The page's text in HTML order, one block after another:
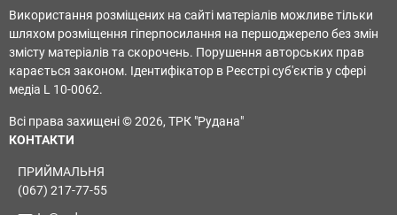
Використання розміщених на сайті матеріалів можливе тільки
шляхом розміщення гіперпосилання на першоджерело без змін
змісту матеріалів та скорочень. Порушення авторських прав
карається законом. Ідентифікатор в Реєстрі суб'єктів у сфері
медіа L 10-0062.
Всі права захищені © 2026, ТРК "Рудана"
КОНТАКТИ
ПРИЙМАЛЬНЯ
(067) 217-77-55